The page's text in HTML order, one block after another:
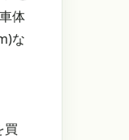
体
な
買